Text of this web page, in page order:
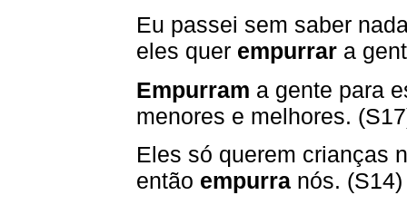
Eu passei sem saber
eles quer empurrar a
Empurram a gente para
menores e melhores.
Eles só querem crianças
então empurra nós. (S14)